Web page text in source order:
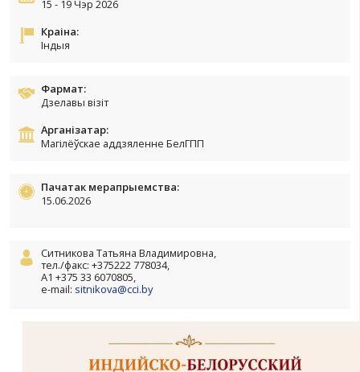
Краіна:
Індыя
Фармат:
Дзелавы візіт
Магілёўскае аддзяленне БелГПП